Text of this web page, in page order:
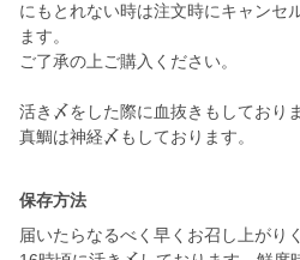
にもとれない時は注文時にキャンセ
ます。
ご了承の上ご購入ください。
活き〆をした際に血抜きもしておりま
真鯛は神経〆もしております。
保存方法
届いたらなるべく早くお召し上がり